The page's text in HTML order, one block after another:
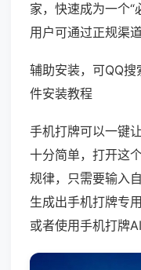
家，快速成为一个“
用户可通过正规渠
辅助安装，可QQ
件安装教程
手机打牌可以一键
十分简单，打开这
规律，只需要输入
生成出手机打牌专
或者使用手机打牌